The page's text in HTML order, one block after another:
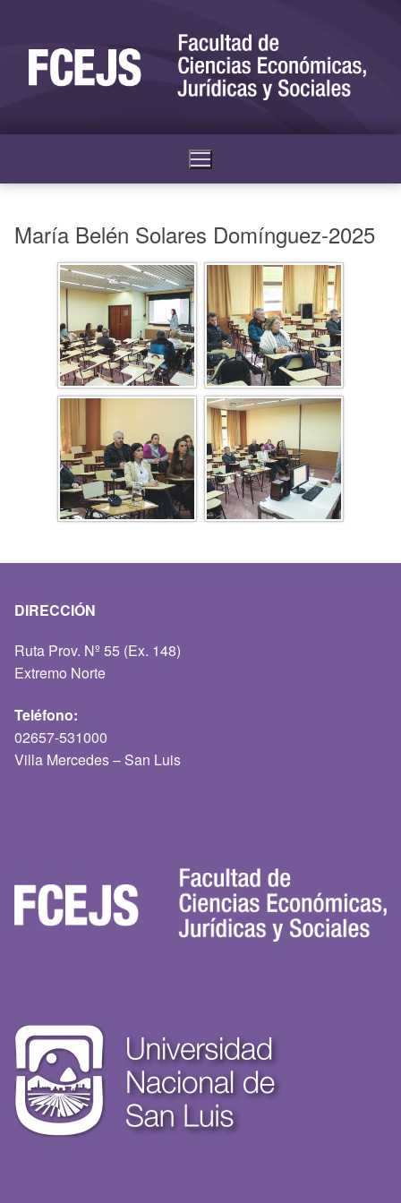
María Belén Solares Domínguez-2025
DIRECCIÓN
Ruta Prov. Nº 55 (Ex. 148)
Extremo Norte
Teléfono:
02657-531000
Villa Mercedes – San Luis